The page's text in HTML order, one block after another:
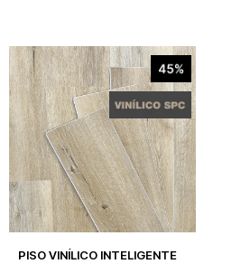
PISO VINÍLICO INTELIGENTE